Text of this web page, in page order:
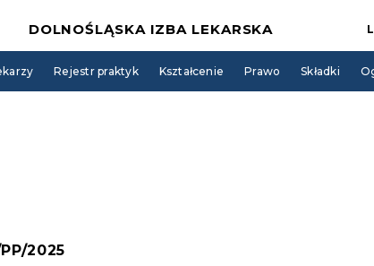
DOLNOŚLĄSKA IZBA LEKARSKA
Rejestr praktyk Kształcenie Prawo Składki
2025